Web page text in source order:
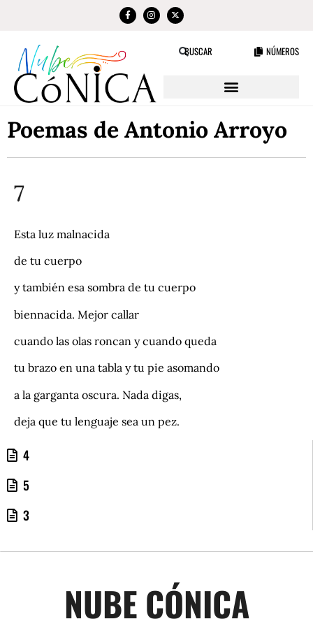
BUSCAR NÚMEROS
Poemas de Antonio Arroyo
4
5
3
7
Esta luz malnacida
de tu cuerpo
y también esa sombra de tu cuerpo
biennacida. Mejor callar
cuando las olas roncan y cuando queda
tu brazo en una tabla y tu pie asomando
a la garganta oscura. Nada digas,
deja que tu lenguaje sea un pez.
NUBE CÓNICA